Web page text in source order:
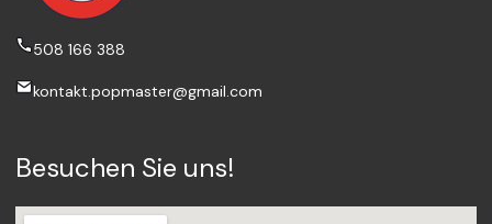
508 166 388
kontakt.popmaster@gmail.com
Besuchen Sie uns!